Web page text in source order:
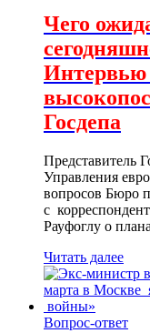
Чего
Интервью
Госдепа
Представитель
Управления
вопросов Бюро
с
Рауфоглу о
Читать далее
Вопрос-ответ